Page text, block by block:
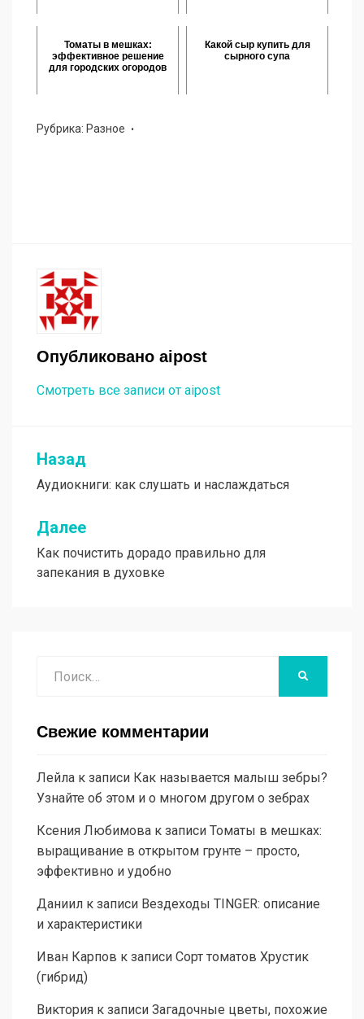
Томаты в мешках:
эффективное решение
для городских огородов
Какой сыр купить для
сырного супа
Рубрика: Разное
Опубликовано aipost
Смотреть все записи от aipost
Навигация
по
записям
Назад
Аудиокниги: как слушать и наслаждаться
Далее
Как почистить дорадо правильно для
запекания в духовке
Свежие комментарии
Лейла к записи Как называется малыш зебры?
Узнайте об этом и о многом другом о зебрах
Ксения Любимова к записи Томаты в мешках:
выращивание в открытом грунте – просто,
эффективно и удобно
Даниил к записи Вездеходы TINGER: описание
и характеристики
Иван Карпов к записи Сорт томатов Хрустик
(гибрид)
Виктория к записи Загадочные цветы, похожие